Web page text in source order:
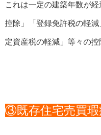
これは一定の建築年数が
控除」「登録免許税の軽
定資産税の軽減」等々の控
③既存住宅売買瑕